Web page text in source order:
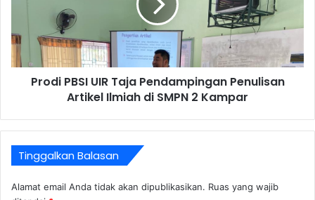
Prodi PBSI UIR Taja Pendampingan Penulisan
Artikel Ilmiah di SMPN 2 Kampar
Tinggalkan Balasan
Alamat email Anda tidak akan dipublikasikan. Ruas yang wajib